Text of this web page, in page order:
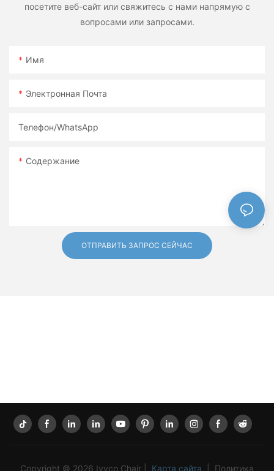
посетите веб-сайт или свяжитесь с нами напрямую с
вопросами или запросами.
Имя
Электронная Почта
Телефон/WhatsApp
Содержание
ОТПРАВИТЬ ЗАПРОС СЕЙЧАС
Copyright © 2026 Ivyco Chair | Карта сайта Политика